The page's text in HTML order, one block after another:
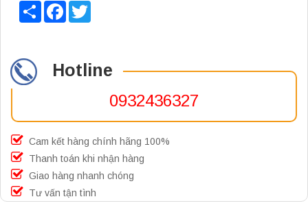
Share Facebook
Hotline
0932436327
Cam kết hàng chính hãng 100%
Thanh toán khi nhận hàng
Giao hàng nhanh chóng
Tư vấn tận tình